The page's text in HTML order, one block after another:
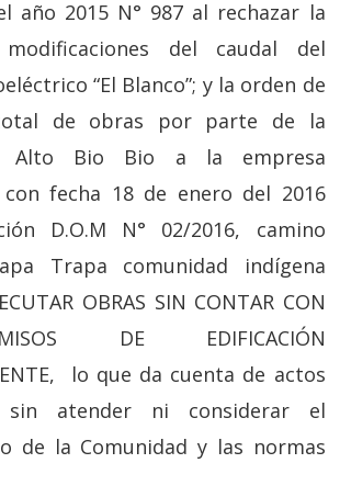
año 2015 N° 987 al rechazar la
del caudal del
“El Blanco”; y la orden de
de obras por parte de la
Alto Bio Bio a la empresa
fecha 18 de enero del 2016
D.O.M N° 02/2016, camino
Trapa comunidad indígena
OBRAS SIN CONTAR CON
DE EDIFICACIÓN
lo que da cuenta de actos
atender ni considerar el
de la Comunidad y las normas